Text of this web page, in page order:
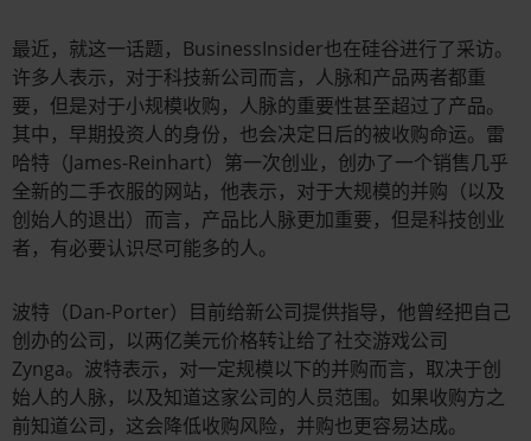
最近，就这一话题，BusinessInsider也在硅谷进行了采访。
许多人表示，对于科技新公司而言，人脉和产品两者都重
要，但是对于小规模收购，人脉的重要性甚至超过了产品。
其中，早期投资人的身份，也会决定日后的被收购命运。雷
哈特（James-Reinhart）第一次创业，创办了一个销售几乎
全新的二手衣服的网站，他表示，对于大规模的并购（以及
创始人的退出）而言，产品比人脉更加重要，但是科技创业
者，有必要认识尽可能多的人。
波特（Dan-Porter）目前给新公司提供指导，他曾经把自己
创办的公司，以两亿美元价格转让给了社交游戏公司
Zynga。波特表示，对一定规模以下的并购而言，取决于创
始人的人脉，以及知道这家公司的人员范围。如果收购方之
前知道公司，这会降低收购风险，并购也更容易达成。